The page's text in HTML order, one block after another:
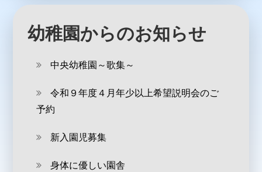
幼稚園からのお知らせ
中央幼稚園～歌集～
令和９年度４月年少以上希望説明会のご
予約
新入園児募集
身体に優しい園舎